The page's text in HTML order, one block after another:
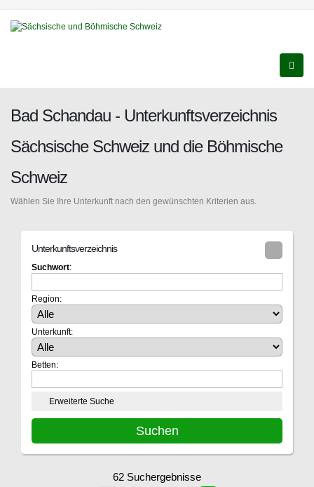
Bad Schandau - Unterkunftsverzeichnis
Sächsische Schweiz und die Böhmische
Schweiz
Wählen Sie Ihre Unterkunft nach den gewünschten Kriterien aus.
Unterkunftsverzeichnis
Suchwort:
Region:
Unterkunft:
Betten:
Erweiterte Suche
62 Suchergebnisse